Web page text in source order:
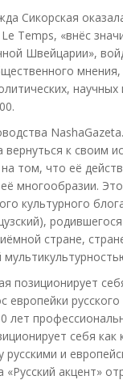
Сикорская
Temps, «внёс
Швейцарии»,
научных
вернуться к своим
том, что её
многообразии.
культурного
стране,
позиционирует
европейки
лет
себя как
русскими и
«Русский акцент»